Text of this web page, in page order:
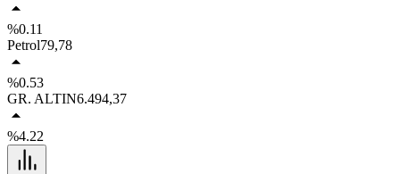
%0.11
Petrol79,78
%0.53
GR. ALTIN6.494,37
%4.22